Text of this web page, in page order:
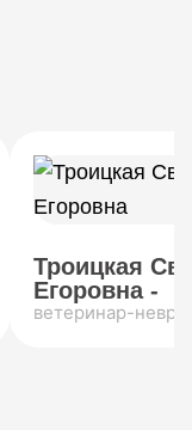
Троицкая
Егоровна -
ветеринар-